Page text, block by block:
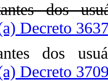
dos
Decreto
dos
Decreto